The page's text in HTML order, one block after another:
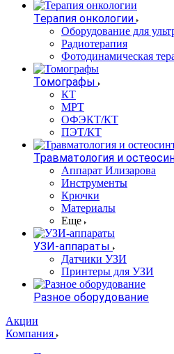
Терапия онкологии
Оборудование для
Радиотерапия
Фотодинамическая
Томографы
КТ
МРТ
ОФЭКТ/КТ
ПЭТ/КТ
Травматология и
Аппарат Илизарова
Инструменты
Крючки
Материалы
Еще
УЗИ-аппараты
Датчики УЗИ
Принтеры для УЗИ
Разное оборудование
Акции
Компания